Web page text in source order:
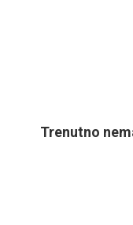
Trenutno